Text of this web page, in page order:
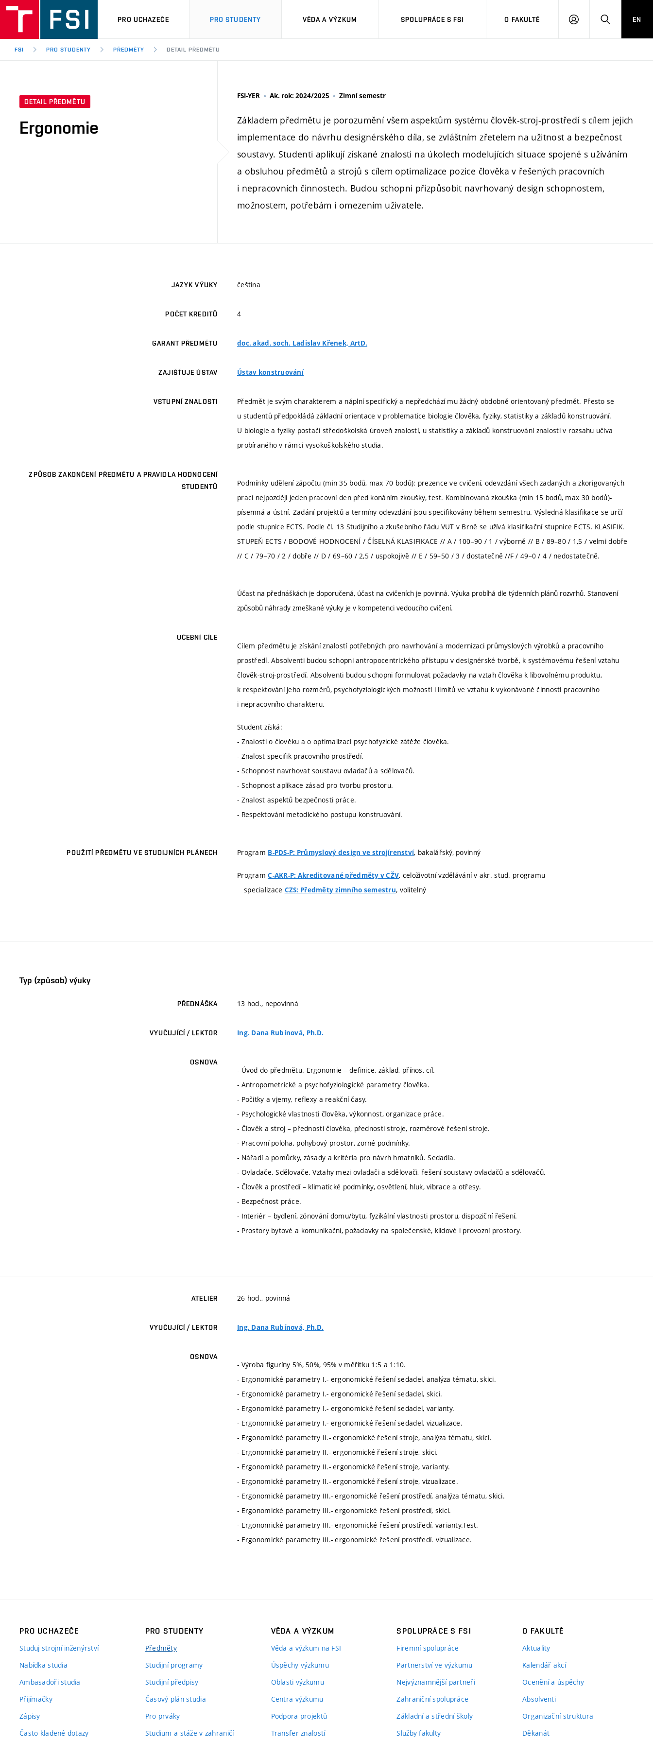
PRO UCHAZEČE PRO STUDENTY VĚDA A VÝZKUM SPOLUPRÁCE S FSI O FAKULTĚ
PŘIHLÁŠENÍHLEDAT
EN
FSI PRO STUDENTY PŘEDMĚTY DETAIL PŘEDMĚTU
DETAIL PŘEDMĚTU
Ergonomie
FSI-YER Ak. rok: 2024/2025 Zimní semestr
Základem předmětu je porozumění všem aspektům systému člověk-stroj-prostředí s cílem jejich
implementace do návrhu designérského díla, se zvláštním zřetelem na užitnost a bezpečnost
soustavy. Studenti aplikují získané znalosti na úkolech modelujících situace spojené s užíváním
a obsluhou předmětů a strojů s cílem optimalizace pozice člověka v řešených pracovních
i nepracovních činnostech. Budou schopni přizpůsobit navrhovaný design schopnostem,
možnostem, potřebám i omezením uživatele.
JAZYK VÝUKY čeština
POČET KREDITŮ 4
GARANT PŘEDMĚTU doc. akad. soch. Ladislav Křenek, ArtD.
ZAJIŠŤUJE ÚSTAV Ústav konstruování
VSTUPNÍ ZNALOSTI
Předmět je svým charakterem a náplní specifický a nepředchází mu žádný obdobně orientovaný předmět. Přesto se
u studentů předpokládá základní orientace v problematice biologie člověka, fyziky, statistiky a základů konstruování.
U biologie a fyziky postačí středoškolská úroveň znalostí, u statistiky a základů konstruování znalosti v rozsahu učiva
probíraného v rámci vysokoškolského studia.
ZPŮSOB ZAKONČENÍ PŘEDMĚTU A PRAVIDLA HODNOCENÍ
STUDENTŮ
Podmínky udělení zápočtu (min 35 bodů, max 70 bodů): prezence ve cvičení, odevzdání všech zadaných a zkorigovaných
prací nejpozději jeden pracovní den před konáním zkoušky, test. Kombinovaná zkouška (min 15 bodů, max 30 bodů)-
písemná a ústní. Zadání projektů a termíny odevzdání jsou specifikovány během semestru. Výsledná klasifikace se určí
podle stupnice ECTS. Podle čl. 13 Studijního a zkušebního řádu VUT v Brně se užívá klasifikační stupnice ECTS. KLASIFIK.
STUPEŇ ECTS / BODOVÉ HODNOCENÍ / ČÍSELNÁ KLASIFIKACE // A / 100–90 / 1 / výborně // B / 89–80 / 1,5 / velmi dobře
// C / 79–70 / 2 / dobře // D / 69–60 / 2,5 / uspokojivě // E / 59–50 / 3 / dostatečně //F / 49–0 / 4 / nedostatečně.
Účast na přednáškách je doporučená, účast na cvičeních je povinná. Výuka probíhá dle týdenních plánů rozvrhů. Stanovení
způsobů náhrady zmeškané výuky je v kompetenci vedoucího cvičení.
UČEBNÍ CÍLE
Cílem předmětu je získání znalostí potřebných pro navrhování a modernizaci průmyslových výrobků a pracovního
prostředí. Absolventi budou schopni antropocentrického přístupu v designérské tvorbě, k systémovému řešení vztahu
člověk-stroj-prostředí. Absolventi budou schopni formulovat požadavky na vztah člověka k libovolnému produktu,
k respektování jeho rozměrů, psychofyziologických možností i limitů ve vztahu k vykonávané činnosti pracovního
i nepracovního charakteru.
Student získá:
- Znalosti o člověku a o optimalizaci psychofyzické zátěže člověka.
- Znalost specifik pracovního prostředí.
- Schopnost navrhovat soustavu ovladačů a sdělovačů.
- Schopnost aplikace zásad pro tvorbu prostoru.
- Znalost aspektů bezpečnosti práce.
- Respektování metodického postupu konstruování.
POUŽITÍ PŘEDMĚTU VE STUDIJNÍCH PLÁNECH Program B-PDS-P: Průmyslový design ve strojírenství, bakalářský, povinný
ProgramC-AKR-P: Akreditované předměty v CŽV, celoživotní vzdělávání v akr. stud. programu
specializace CZS: Předměty zimního semestru, volitelný
Typ (způsob) výuky
PŘEDNÁŠKA 13 hod., nepovinná
VYUČUJÍCÍ / LEKTOR Ing. Dana Rubínová, Ph.D.
OSNOVA
- Úvod do předmětu. Ergonomie – definice, základ, přínos, cíl.
- Antropometrické a psychofyziologické parametry člověka.
- Počitky a vjemy, reflexy a reakční časy.
- Psychologické vlastnosti člověka, výkonnost, organizace práce.
- Člověk a stroj – přednosti člověka, přednosti stroje, rozměrové řešení stroje.
- Pracovní poloha, pohybový prostor, zorné podmínky.
- Nářadí a pomůcky, zásady a kritéria pro návrh hmatníků. Sedadla.
- Ovladače. Sdělovače. Vztahy mezi ovladači a sdělovači, řešení soustavy ovladačů a sdělovačů.
- Člověk a prostředí – klimatické podmínky, osvětlení, hluk, vibrace a otřesy.
- Bezpečnost práce.
- Interiér – bydlení, zónování domu/bytu, fyzikální vlastnosti prostoru, dispoziční řešení.
- Prostory bytové a komunikační, požadavky na společenské, klidové i provozní prostory.
ATELIÉR 26 hod., povinná
VYUČUJÍCÍ / LEKTOR Ing. Dana Rubínová, Ph.D.
OSNOVA
- Výroba figuríny 5%, 50%, 95% v měřítku 1:5 a 1:10.
- Ergonomické parametry I.- ergonomické řešení sedadel, analýza tématu, skici.
- Ergonomické parametry I.- ergonomické řešení sedadel, skici.
- Ergonomické parametry I.- ergonomické řešení sedadel, varianty.
- Ergonomické parametry I.- ergonomické řešení sedadel, vizualizace.
- Ergonomické parametry II.- ergonomické řešení stroje, analýza tématu, skici.
- Ergonomické parametry II.- ergonomické řešení stroje, skici.
- Ergonomické parametry II.- ergonomické řešení stroje, varianty.
- Ergonomické parametry II.- ergonomické řešení stroje, vizualizace.
- Ergonomické parametry III.- ergonomické řešení prostředí, analýza tématu, skici.
- Ergonomické parametry III.- ergonomické řešení prostředí, skici.
- Ergonomické parametry III.- ergonomické řešení prostředí, varianty.Test.
- Ergonomické parametry III.- ergonomické řešení prostředí. vizualizace.
PRO UCHAZEČE
Studuj strojní inženýrství
Nabídka studia
Ambasadoři studia
Přijímačky
Zápisy
Často kladené dotazy
PRO STUDENTY
Předměty
Studijní programy
Studijní předpisy
Časový plán studia
Pro prváky
Studium a stáže v zahraničí
VĚDA A VÝZKUM
Věda a výzkum na FSI
Úspěchy výzkumu
Oblasti výzkumu
Centra výzkumu
Podpora projektů
Transfer znalostí
SPOLUPRÁCE S FSI
Firemní spolupráce
Partnerství ve výzkumu
Nejvýznamnější partneři
Zahraniční spolupráce
Základní a střední školy
Služby fakulty
O FAKULTĚ
Aktuality
Kalendář akcí
Ocenění a úspěchy
Absolventi
Organizační struktura
Děkanát